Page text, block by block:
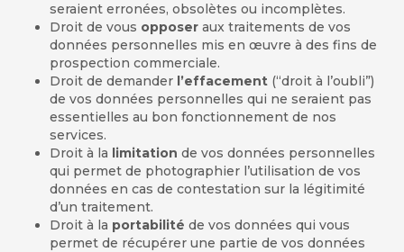
seraient erronées, obsolètes ou incomplètes.
Droit de vous opposer aux traitements de vos
données personnelles mis en œuvre à des fins de
prospection commerciale.
Droit de demander l’effacement (“droit à l’oubli”)
de vos données personnelles qui ne seraient pas
essentielles au bon fonctionnement de nos
services.
Droit à la limitation de vos données personnelles
qui permet de photographier l’utilisation de vos
données en cas de contestation sur la légitimité
d’un traitement.
Droit à la portabilité de vos données qui vous
permet de récupérer une partie de vos données